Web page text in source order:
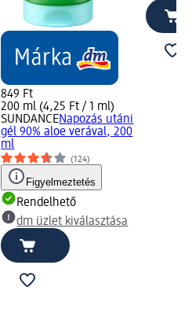
849 Ft
200 ml (4,25 Ft / 1 ml)
SUNDANCENapozás utáni
gél 90% aloe verával, 200
ml
(124)
Figyelmeztetés
Rendelhető
dm üzlet kiválasztása